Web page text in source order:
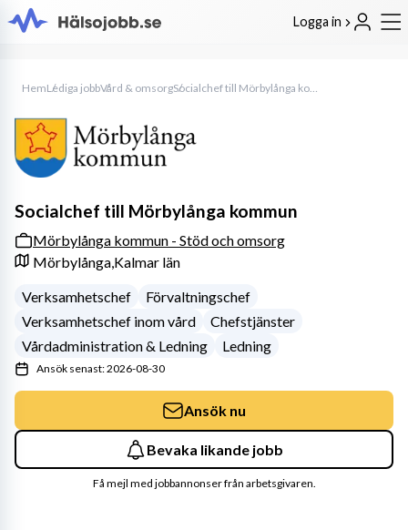
Logga in
HemLediga jobbVård & omsorg Socialchef till Mörbylånga kommun
Socialchef till Mörbylånga kommun
Mörbylånga kommun - Stöd och omsorg
Mörbylånga,Kalmar län
Verksamhetschef
Förvaltningschef
Verksamhetschef inom vård
Chefstjänster
Vårdadministration & Ledning
Ledning
Ansök senast: 2026-08-30
Ansök nu
Bevaka likande jobb
Få mejl med jobbannonser från arbetsgivaren.